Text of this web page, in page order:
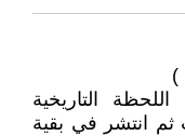
في تـ4: تلك اللحظة التاريخية
ثم انتشر في بقية